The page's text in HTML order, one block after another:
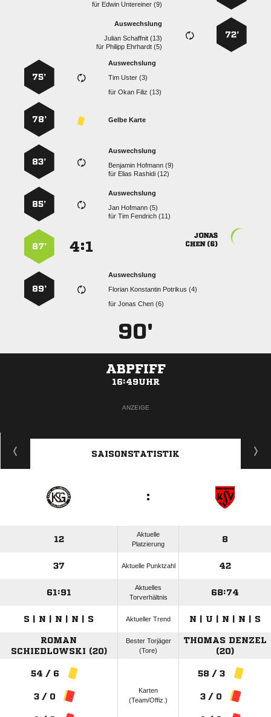
für   
72’
Auswechslung
  
für   
Auswechslung
  
für  
75’
Gelbe Karte
78’
Auswechslung
  
für   
83’
Auswechslung
  
für  
85’

 
:
87’
Auswechslung
   
für  
89’
90'
ABPFIFF
16:49UHR
ANZEIGE
SAISONSTATISTIK
:
12
Aktuelle
Platzierung
8
37 Aktuelle Punktzahl 42
61:91
Aktuelles
Torverhältnis
68:74
S | N | N | N | S Aktueller Trend N | U | N | N | S
ROMAN
SCHIEDLOWSKI (20)
Bester Torjäger
(Tore)
THOMAS DENZEL
(20)
54 / 6
3 / 0
Karten
(Team/Offiz.)
58 / 3
3 / 0